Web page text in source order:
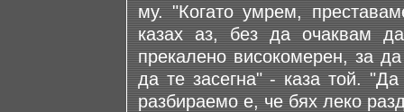
му. "Когато умрем,
казах аз, без да очаквам
прекалено високомерен, за
да те засегна" - каза той.
разбираемо е, че бях леко